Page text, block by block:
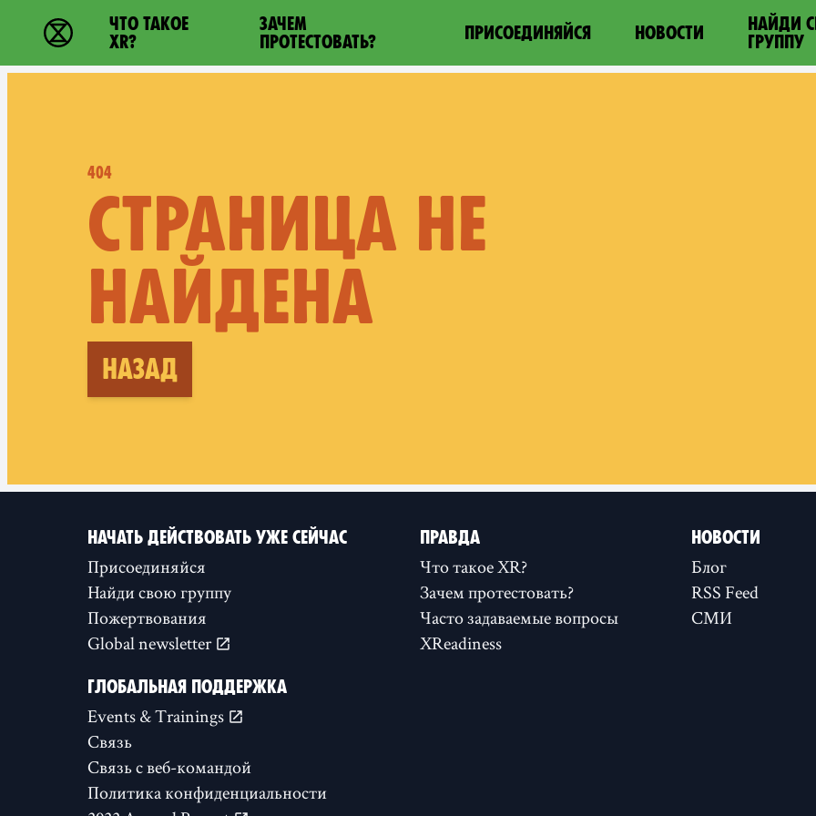
Extinction Rebellion - Home
ЧТО ТАКОЕ
XR?
ЗАЧЕМ
ПРОТЕСТОВАТЬ?
ПРИСОЕДИНЯЙСЯ НОВОСТИ
НАЙДИ
ГРУППУ
404
СТРАНИЦА НЕ
НАЙДЕНА
Назад
НАЧАТЬ ДЕЙСТВОВАТЬ УЖЕ СЕЙЧАС
Присоединяйся
Найди свою группу
Пожертвования
Global newsletter
ПРАВДА
Что такое XR?
Зачем протестовать?
Часто задаваемые вопросы
XReadiness
НОВОСТИ
Блог
RSS Feed
СМИ
ГЛОБАЛЬНАЯ ПОДДЕРЖКА
Events & Trainings
Связь
Связь с веб-командой
Политика конфиденциальности